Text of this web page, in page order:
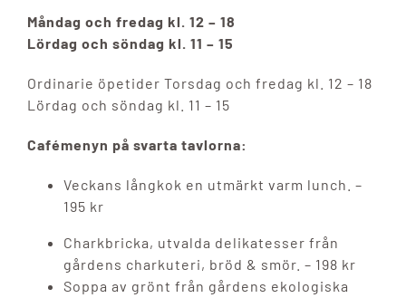
Måndag och fredag kl. 12 – 18
Lördag och söndag kl. 11 – 15
Ordinarie öpetider Torsdag och fredag kl. 12 – 18
Lördag och söndag kl. 11 – 15
Cafémenyn på svarta tavlorna:
Veckans långkok en utmärkt varm lunch. –
195 kr
Charkbricka, utvalda delikatesser från
gårdens charkuteri, bröd & smör. – 198 kr
Soppa av grönt från gårdens ekologiska